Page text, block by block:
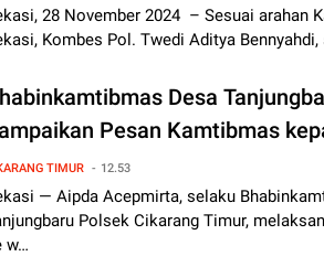
28 November 2024 – Sesuai arahan
Kombes Pol. Twedi Aditya
Desa
Pesan Kamtibmas
Ceger
TIMUR 12.53
— Aipda Acepmirta, selaku
Polsek Cikarang Timur,
w…